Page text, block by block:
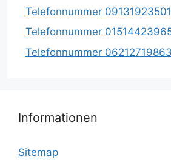
Telefonnummer
Telefonnummer
Telefonnummer 06212719863
Informationen
Sitemap